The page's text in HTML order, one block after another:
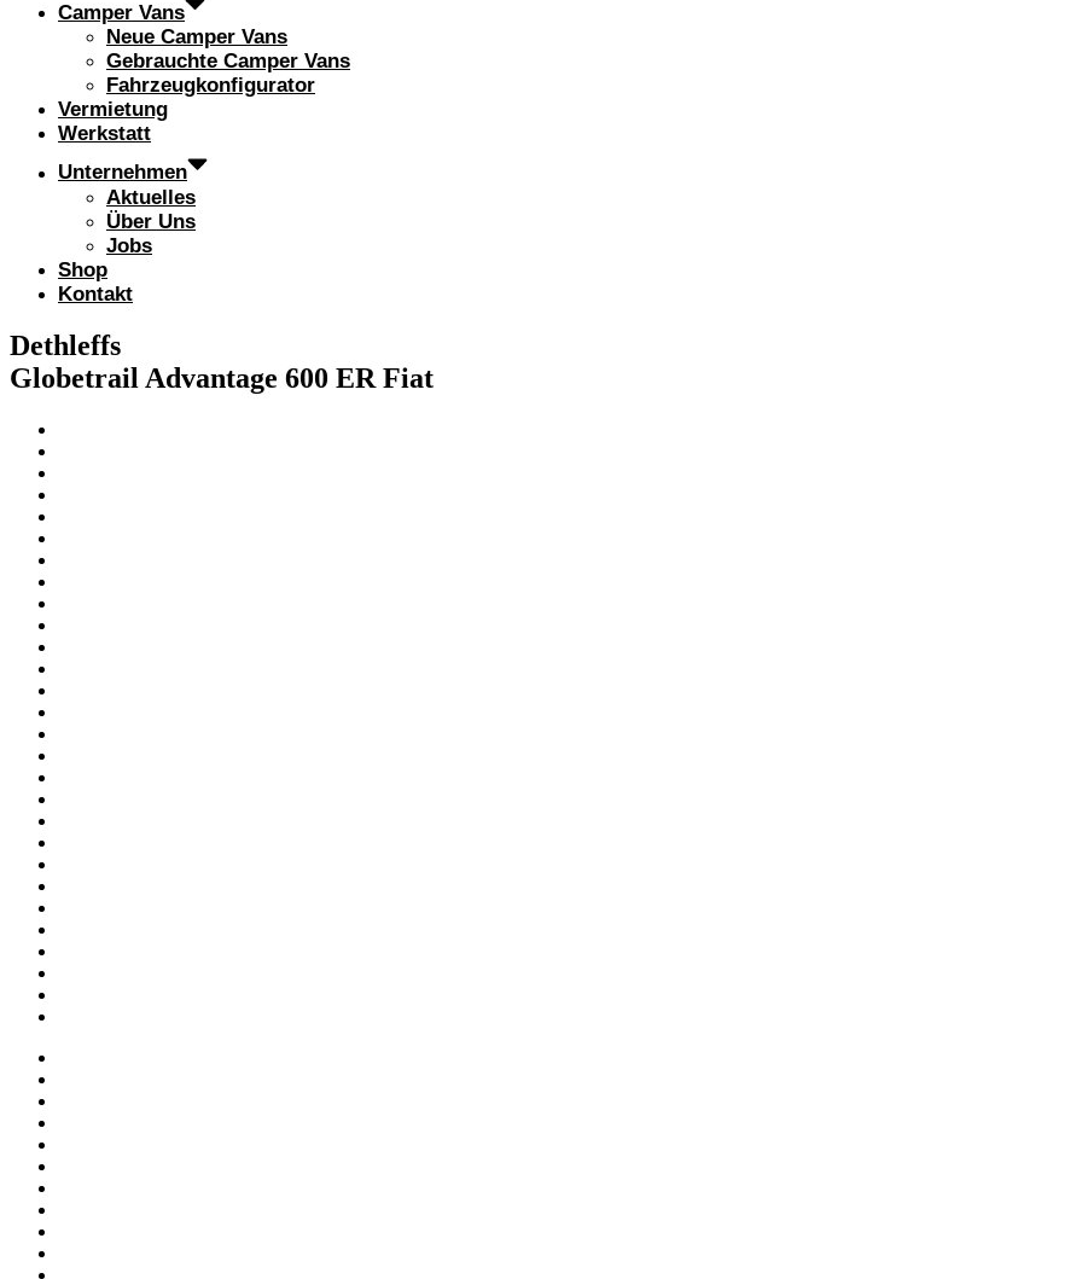
Camper Vans
Neue Camper Vans
Gebrauchte Camper Vans
Fahrzeugkonfigurator
Vermietung
Werkstatt
Unternehmen
Aktuelles
Über Uns
Jobs
Shop
Kontakt
Dethleffs
Globetrail Advantage 600 ER Fiat